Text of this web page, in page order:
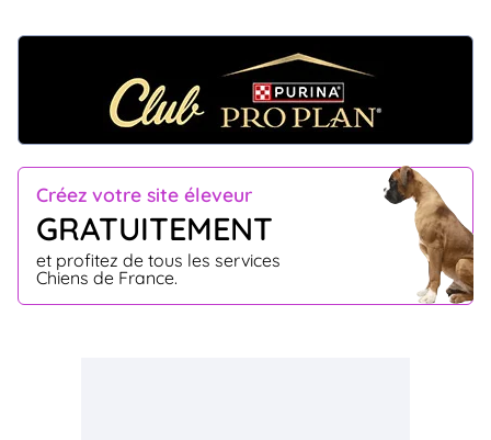
Créez votre site éleveur
GRATUITEMENT
et profitez de tous les services
Chiens de France.